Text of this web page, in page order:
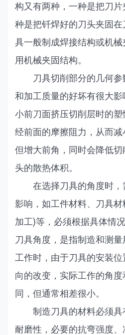
构又有两种，一种是把刀
种是把钎焊好的刀头夹固
具一般制成焊接结构或机
用机械夹固结构。
刀具切削部分的几何参
和加工质量的好坏有很大
小前刀面挤压切削层时的
经前面的摩擦阻力，从而减
但增大前角，同时会降低
头的散热体积。
在选择刀具的角度时，
影响，如工件材料、刀具
加工)等，必须根据具体情
刀具角度，是指制造和测
工作时，由于刀具的安装
向的改变，实际工作的角
同，但通常相差很小。
制造刀具的材料必须具
耐磨性，必要的抗弯强度